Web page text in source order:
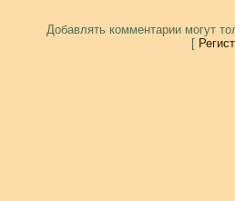
Добавлять комментарии могут
[